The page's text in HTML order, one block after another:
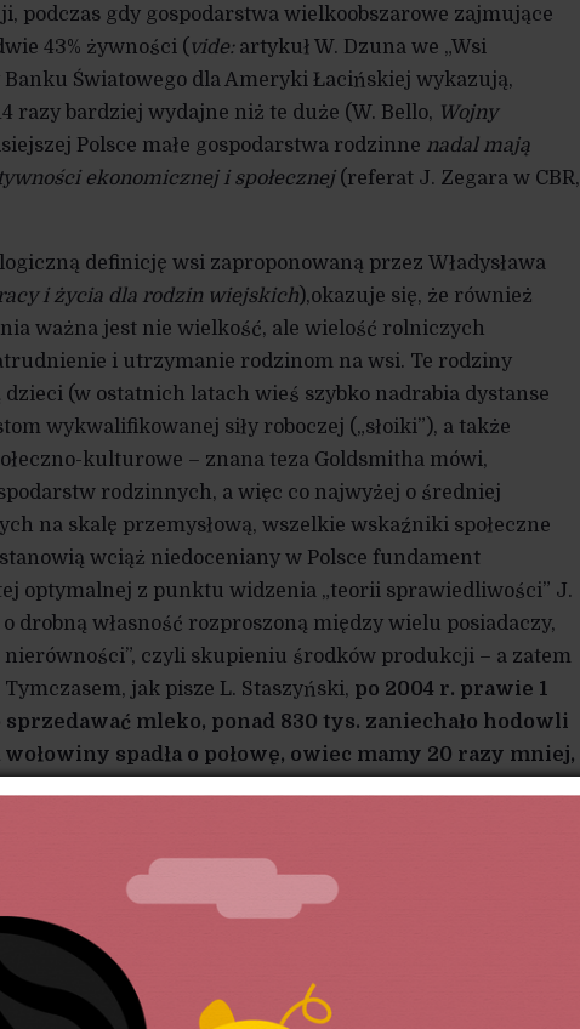
podczas gdy gospodarstwa wielkoobszarowe zajmujące
43% żywności ( vide: artykuł W. Dzuna we „Wsi
Światowego dla Ameryki Łacińskiej wykazują,
razy bardziej wydajne niż te duże (W. Bello, Wojny
Polsce małe gospodarstwa rodzinne nadal mają
ekonomicznej i społecznej(referat J. Zegara w CBR,
definicję wsi zaproponowaną przez Władysława
i życia dla rodzin wiejskich),okazuje się, że również
ważna jest nie wielkość, ale wielość rolniczych
i utrzymanie rodzinom na wsi. Te rodziny
(w ostatnich latach wieś szybko nadrabia dystanse
wykwalifikowanej siły roboczej („słoiki”), a także
kulturowe – znana teza Goldsmitha mówi,
rodzinnych, a więc co najwyżej o średniej
na skalę przemysłową, wszelkie wskaźniki społeczne
wciąż niedoceniany w Polsce fundament
optymalnej z punktu widzenia „teorii sprawiedliwości” J.
drobną własność rozproszoną między wielu posiadaczy,
czyli skupieniu środków produkcji – a zatem
jak pisze L. Staszyński, po 2004 r. prawie 1
mleko, ponad 830 tys. zaniechało hodowli
spadła o połowę, owiec mamy 20 razy mniej,
tylu właśnie producentów wyeliminowano z rynku
Rolnictwa, wiernie stosującego się
innymi już od lat 90. realizowano program zamykania
zakładów mięsnych ubyło o ⅔, a te przecież
produkty od drobnych producentów,
utrzymania się, i to bynajmniej